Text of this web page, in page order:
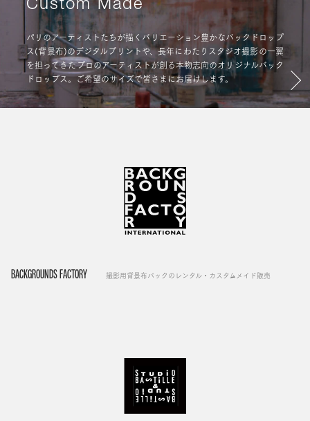
Custom Made
パリのアーティストたちが描くバリエーション豊かなバックドロップ
ス(背景布)のデジタルプリントや、長年にわたりスタジオ撮影の一翼
を担ってきたプロのアーティストが創る本物志向のオリジナルバック
ドロップス。ご希望のサイズで皆さまにお届けします。
BACKGROUNDS FACTORY 撮影用背景布バックのレンタル・カスタムメイド販売